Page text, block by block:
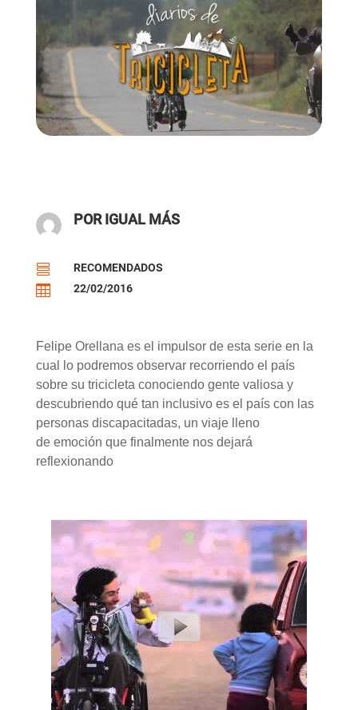
POR IGUAL MÁS
 RECOMENDADOS
 22/02/2016
Felipe Orellana es el impulsor de esta serie en la
cual lo podremos observar recorriendo el país
sobre su tricicleta conociendo gente valiosa y
descubriendo qué tan inclusivo es el país con las
personas discapacitadas, un viaje lleno
de emoción que finalmente nos dejará
reflexionando